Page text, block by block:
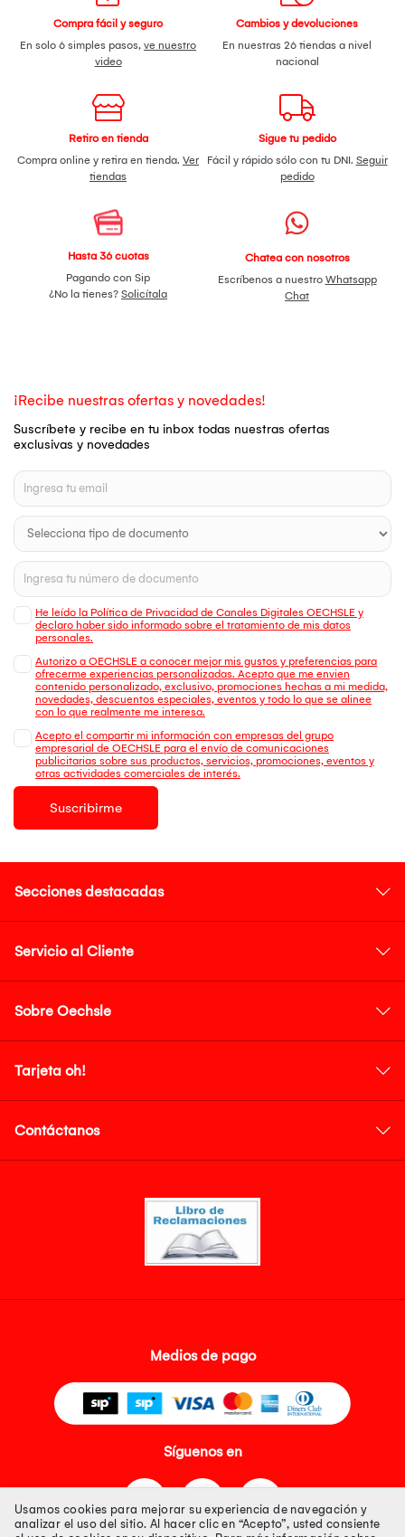
Compra fácil y seguro
En solo 6 simples pasos, ve nuestro
video
Cambios y devoluciones
En nuestras 26 tiendas a nivel
nacional
Retiro en tienda
Compra online y retira en tienda. Ver
tiendas
Sigue tu pedido
Fácil y rápido sólo con tu DNI. Seguir
pedido
Hasta 36 cuotas
Pagando con Sip
¿No la tienes? Solicítala
Chatea con nosotros
Escríbenos a nuestro Whatsapp
Chat
¡Recibe nuestras ofertas y novedades!
Suscríbete y recibe en tu inbox todas nuestras ofertas
exclusivas y novedades
He leído la Política de Privacidad de Canales Digitales OECHSLE y
declaro haber sido informado sobre el tratamiento de mis datos
personales.
Autorizo a OECHSLE a conocer mejor mis gustos y preferencias para
ofrecerme experiencias personalizadas. Acepto que me envien
contenido personalizado, exclusivo, promociones hechas a mi medida,
novedades, descuentos especiales, eventos y todo lo que se alinee
con lo que realmente me interesa.
Acepto el compartir mi información con empresas del grupo
empresarial de OECHSLE para el envío de comunicaciones
publicitarias sobre sus productos, servicios, promociones, eventos y
otras actividades comerciales de interés.
Suscribirme
Secciones destacadas
Servicio al Cliente
Sobre Oechsle
Tarjeta oh!
Contáctanos
Medios de pago
Síguenos en
Usamos cookies para mejorar su experiencia de navegación y
analizar el uso del sitio. Al hacer clic en “Acepto”, usted consiente